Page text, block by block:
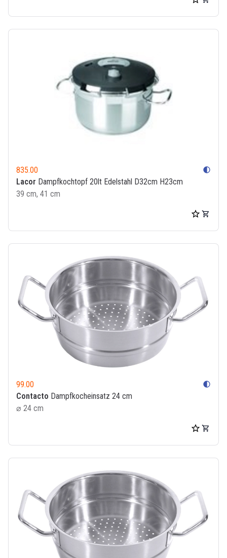
835.00 contrast
Lacor Dampfkochtopf 20lt Edelstahl D32cm H23cm
39 cm, 41 cm
99.00 contrast
Contacto Dampfkocheinsatz 24 cm
⌀ 24 cm